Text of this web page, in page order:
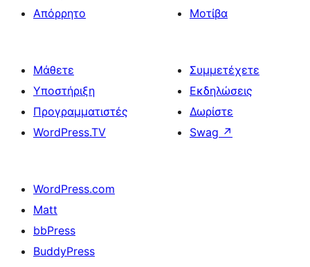
Απόρρητο
Μοτίβα
Μάθετε
Υποστήριξη
Προγραμματιστές
WordPress.TV
Συμμετέχετε
Εκδηλώσεις
Δωρίστε
Swag ↗
WordPress.com
Matt
bbPress
BuddyPress